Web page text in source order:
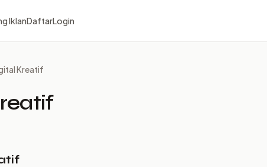
IklanDaftarLogin
Kreatif